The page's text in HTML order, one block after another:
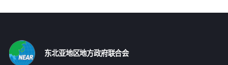
东北亚地区地方政府联合会